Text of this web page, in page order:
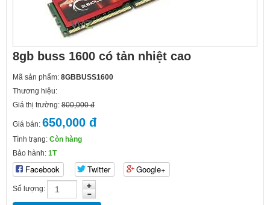
8gb buss 1600 có tản nhiệt cao
Mã sản phẩm: 8GBBUSS1600
Thương hiệu:
Giá thị trường: 800,000 đ
Giá bán: 650,000 đ
Tình trạng: Còn hàng
Bảo hành: 1T
Facebook Twitter Google+
Số lượng: